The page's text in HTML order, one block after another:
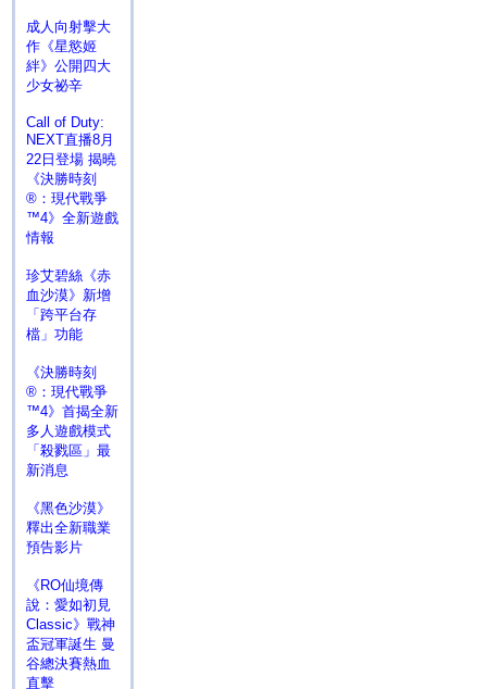
成人向射擊大
作《星慾姬
絆》公開四大
少女祕辛
Call of Duty:
NEXT直播8月
22日登場 揭曉
《決勝時刻
®：現代戰爭
™4》全新遊戲
情報
珍艾碧絲《赤
血沙漠》新增
「跨平台存
檔」功能
《決勝時刻
®：現代戰爭
™4》首揭全新
多人遊戲模式
「殺戮區」最
新消息
《黑色沙漠》
釋出全新職業
預告影片
《RO仙境傳
說：愛如初見
Classic》戰神
盃冠軍誕生 曼
谷總決賽熱血
直擊